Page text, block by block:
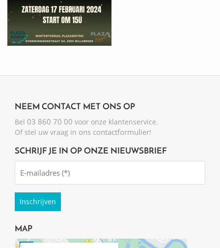
NEEM CONTACT MET ONS OP
Bel 03 860 70 00 voor onze klantenservice.
Of stel uw vraag in ons contactformulier!
SCHRIJF JE IN OP ONZE NIEUWSBRIEF
(Required)
MAP